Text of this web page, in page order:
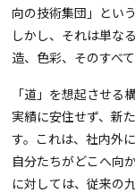
向の技術集団」とい
しかし、それは単な
造、色彩、そのすべ
「道」を想起させ
実績に安住せず、新
す。これは、社内外
自分たちがどこへ向
に対しては、従来の